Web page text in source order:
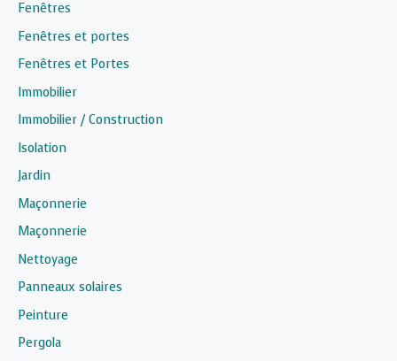
Fenêtres
Fenêtres et portes
Fenêtres et Portes
Immobilier
Immobilier / Construction
Isolation
Jardin
Maçonnerie
Maçonnerie
Nettoyage
Panneaux solaires
Peinture
Pergola